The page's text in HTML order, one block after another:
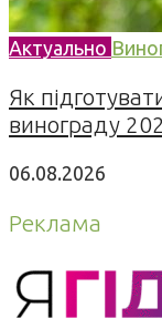
Актуально
Як
винограду
06.08.2026
Реклама